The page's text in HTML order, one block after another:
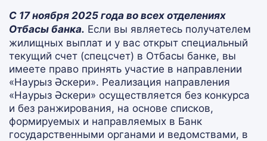
С 17 ноября 2025 года во всех отделениях
Отбасы банка. Если вы являетесь получателем
жилищных выплат и у вас открыт специальный
текущий счет (спецсчет) в Отбасы банке, вы
имеете право принять участие в направлении
«Наурыз Әскери». Реализация направления
«Наурыз Әскери» осуществляется без конкурса
и без ранжирования, на основе списков,
формируемых и направляемых в Банк
государственными органами и ведомствами, в